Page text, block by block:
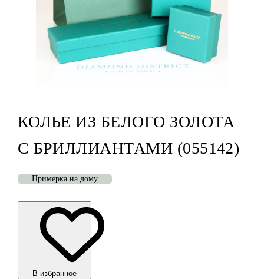
КОЛЬЕ ИЗ БЕЛОГО ЗОЛОТА
С БРИЛЛИАНТАМИ (055142)
Примерка на дому
В избранноe